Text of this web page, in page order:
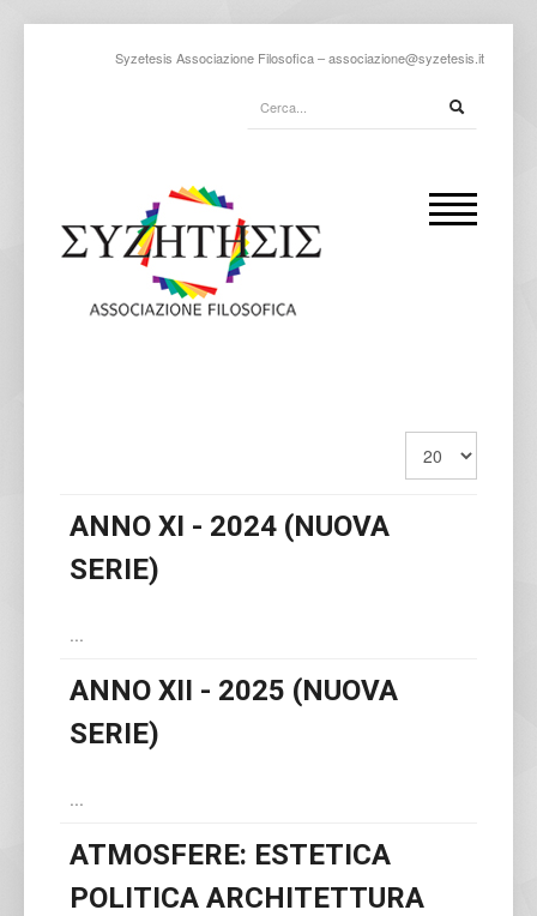
Syzetesis Associazione Filosofica –associazione@syzetesis.it
ANNO XI - 2024 (NUOVA
SERIE)
...
ANNO XII - 2025 (NUOVA
SERIE)
...
ATMOSFERE: ESTETICA
POLITICA ARCHITETTURA